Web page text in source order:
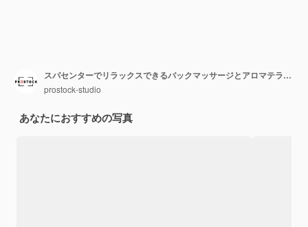
スパセンターでリラックスできるバックマッサージとアロマテラピーを楽しんでいるアフリカ系アメリカ人の女の子
prostock-studio
あなたにおすすめの写真